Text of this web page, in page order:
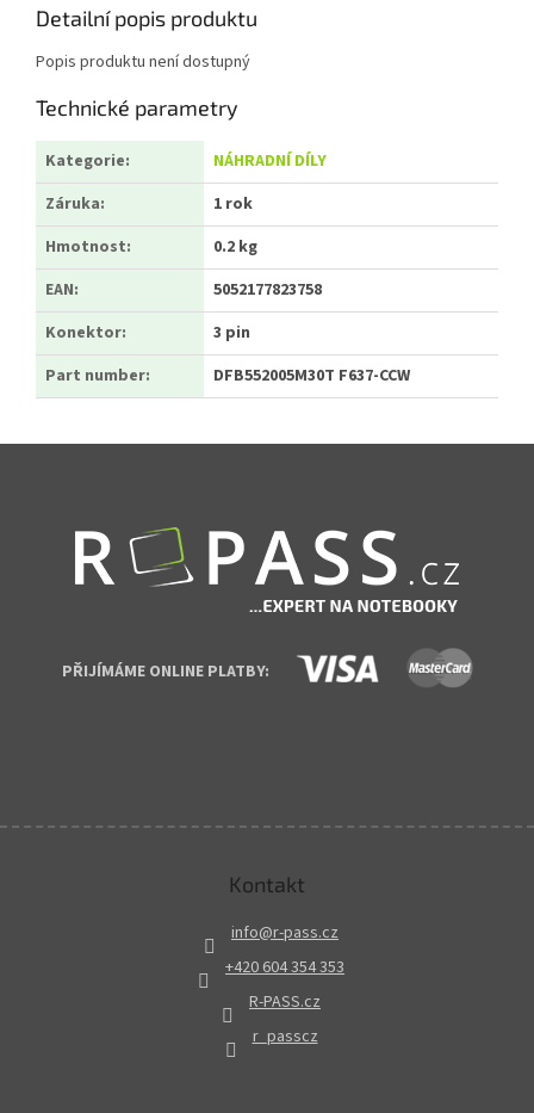
Detailní popis produktu
Popis produktu není dostupný
Technické parametry
Kategorie:
NÁHRADNÍ DÍLY
Záruka:
1 rok
Hmotnost:
0.2 kg
EAN:
5052177823758
Konektor:
3 pin
Part number: DFB552005M30T F637-CCW
PŘIJÍMÁME ONLINE PLATBY:
Kontakt
info@r-pass.cz
+420 604 354 353
R-PASS.cz
r_passcz